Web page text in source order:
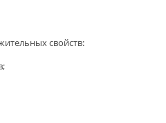
свойств: